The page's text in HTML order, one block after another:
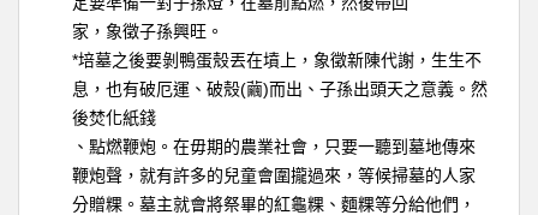
家，象徵子孫興旺。
*培墓之後要剝鴨蛋殼丟在墳上，象徵新陳代謝，生生不
息，也有破厄運、破殼(繭)而出、子孫出頭天之意義。然
後焚化紙錢
、點燃鞭炮。在毋期的農業社會，只要一聽到墓地傳來
鞭炮聲，就有許多的兒童會圍攏過來，等候掃墓的人家
分贈粿。墓主就會將祭畢的紅龜粿、麵粿等分給他們，